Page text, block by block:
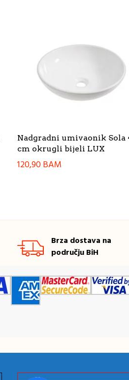
Nadgradni umivaonik Sola
cm okrugli bijeli LUX
120,90BAM
Brza dostava na
području BiH